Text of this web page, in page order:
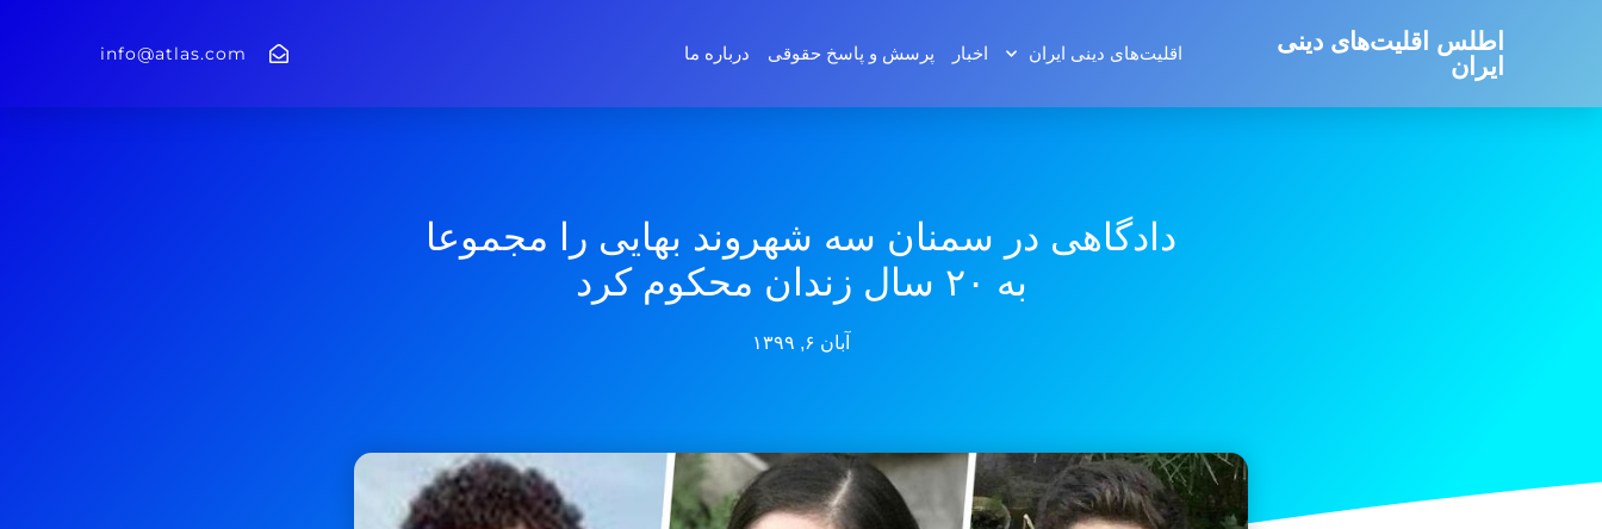
اطلس اقلیت‌های دینی
ایران
اقلیت‌های دینی ایران اخبار پرسش و پاسخ‌ حقوقی درباره ما info@atlas.com
دادگاهی در سمنان سه شهروند بهایی را مجموعا
به ۲۰ سال زندان محکوم کرد
آبان ۶, ۱۳۹۹